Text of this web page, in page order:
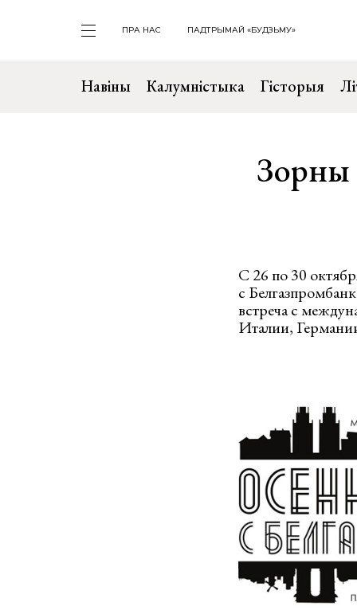
ПРА НАС ПАДТРЫМАЙ «БУДЗЬМУ»
Навіны Калумністыка Гісторыя
Зорны
С 26 по 30
с
встреча с
Италии,